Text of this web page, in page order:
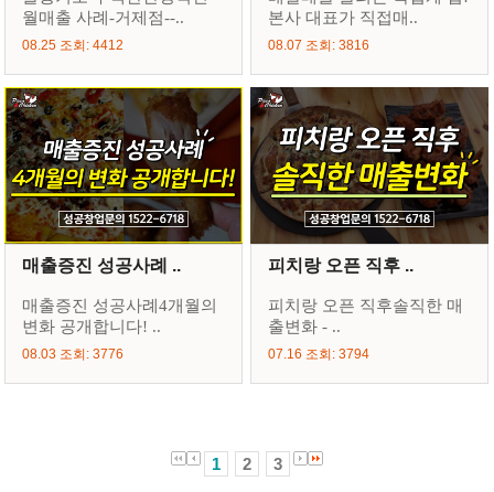
월매출 사례-거제점--..
08.25 조회: 4412
본사 대표가 직접매..
08.07 조회: 3816
매출증진 성공사례 ..
매출증진 성공사례4개월의
변화 공개합니다! ..
08.03 조회: 3776
피치랑 오픈 직후 ..
피치랑 오픈 직후솔직한 매
출변화 - ..
07.16 조회: 3794
1 2 3